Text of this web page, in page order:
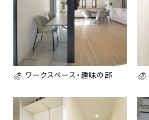
ワークスペース・趣味の部